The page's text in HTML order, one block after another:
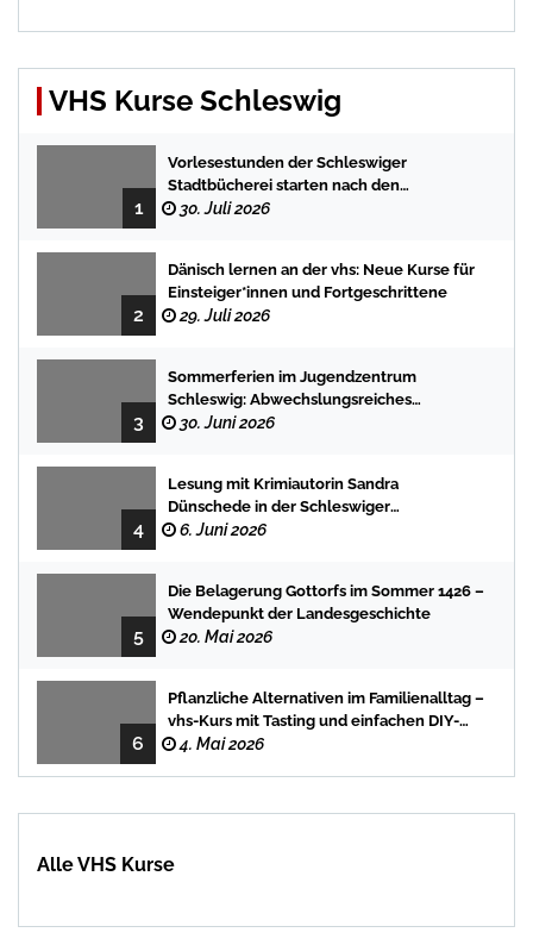
VHS Kurse Schleswig
1
Vorlesestunden der Schleswiger
Stadtbücherei starten nach den
Sommerferien mit spannenden
30. Juli 2026
2
Dänisch lernen an der vhs: Neue Kurse für
Einsteiger*innen und Fortgeschrittene
29. Juli 2026
3
Sommerferien im Jugendzentrum
Schleswig: Abwechslungsreiches
Programm für Kinder und Jugendliche
30. Juni 2026
4
Lesung mit Krimiautorin Sandra
Dünschede in der Schleswiger
Stadtbücherei
6. Juni 2026
5
Die Belagerung Gottorfs im Sommer 1426 –
Wendepunkt der Landesgeschichte
20. Mai 2026
6
Pflanzliche Alternativen im Familienalltag –
vhs-Kurs mit Tasting und einfachen DIY-
Rezepten
4. Mai 2026
Alle VHS Kurse